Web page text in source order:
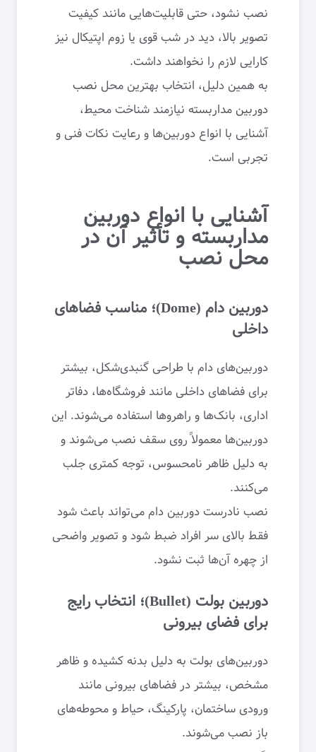
نصب نشود، حتی قابلیت‌هایی مانند کیفیت
تصویر بالا، دید در شب قوی یا زوم اپتیکال نیز
کارایی لازم را نخواهند داشت.
به همین دلیل، انتخاب بهترین محل نصب
دوربین مداربسته نیازمند شناخت محیط،
آشنایی با انواع دوربین‌ها و رعایت نکات فنی و
تجربی است.
آشنایی با انواع دوربین
مداربسته و تأثیر آن در
محل نصب
دوربین دام (Dome)؛ مناسب فضاهای
داخلی
دوربین‌های دام با طراحی گنبدی‌شکل، بیشتر
برای فضاهای داخلی مانند فروشگاه‌ها، دفاتر
اداری، بانک‌ها و راهروها استفاده می‌شوند. این
دوربین‌ها معمولاً روی سقف نصب می‌شوند و
به دلیل ظاهر نامحسوس، توجه کمتری جلب
می‌کنند.
نصب نادرست دوربین دام می‌تواند باعث شود
فقط بالای سر افراد ضبط شود و تصویر واضحی
از چهره آن‌ها ثبت نشود.
دوربین بولت (Bullet)؛ انتخاب رایج
برای فضای بیرونی
دوربین‌های بولت به دلیل بدنه کشیده و ظاهر
مشخص، بیشتر در فضاهای بیرونی مانند
ورودی ساختمان، پارکینگ، حیاط و محوطه‌های
باز نصب می‌شوند.